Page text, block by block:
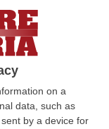
on a
data, such as
by a device for
(4
di
gip del
Hanno
Arcella